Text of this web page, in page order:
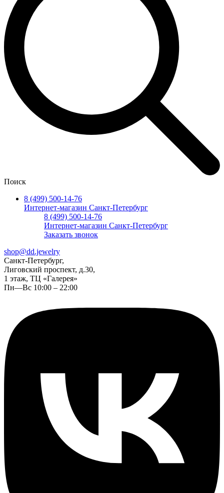
Поиск
8 (499) 500-14-76
Интернет-магазин Санкт-Петербург
8 (499) 500-14-76
Интернет-магазин Санкт-Петербург
Заказать звонок
shop@dd.jewelry
Санкт-Петербург,
Лиговский проспект, д.30,
1 этаж, ТЦ «Галерея»
Пн—Вс 10:00 – 22:00